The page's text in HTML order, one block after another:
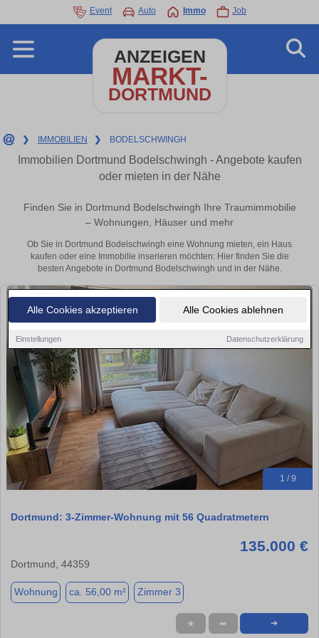
Alle Cookies akzeptieren Alle Cookies ablehnen
Einstellungen Datenschutzerklärung
Event Auto Immo Job
ANZEIGEN
MARKT-
DORTMUND
❯ IMMOBILIEN ❯ BODELSCHWINGH
Immobilien Dortmund Bodelschwingh - Angebote kaufen
oder mieten in der Nähe
Finden Sie in Dortmund Bodelschwingh Ihre Traumimmobilie
– Wohnungen, Häuser und mehr
Ob Sie in Dortmund Bodelschwingh eine Wohnung mieten, ein Haus
kaufen oder eine Immobilie inserieren möchten: Hier finden Sie die
besten Angebote in Dortmund Bodelschwingh und in der Nähe.
1 / 9
Dortmund: 3-Zimmer-Wohnung mit 56 Quadratmetern
135.000 €
Dortmund, 44359
Wohnung ca. 56,00 m² Zimmer 3
★ ➦ ➜